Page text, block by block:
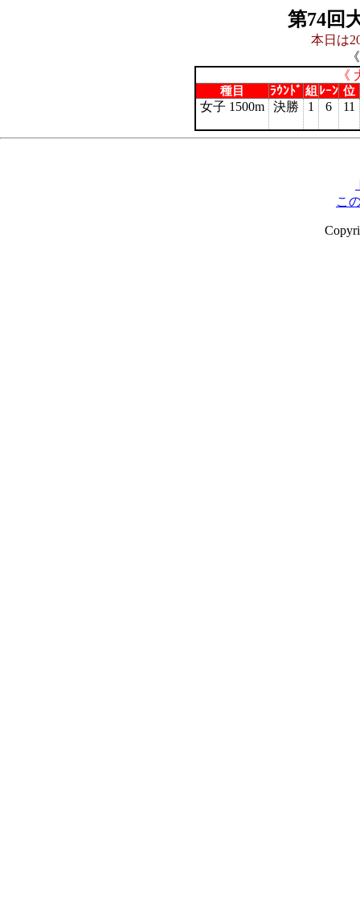
第74回
本日は
《
種目 ﾗｳﾝﾄﾞ 組 ﾚｰﾝ 位
女子 1500m 決勝 1 6 11
こ